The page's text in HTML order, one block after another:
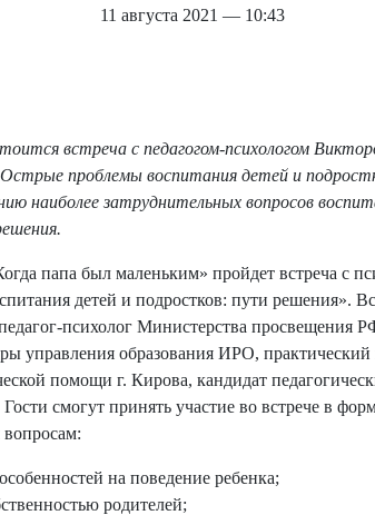
11 августа 2021 — 10:43
встреча с педагогом-психологом
проблемы воспитания детей и
наиболее затруднительных вопросов
папа был маленьким» пройдет встреча с
детей и подростков: пути решения».
психолог Министерства просвещения
управления образования ИРО, практический
помощи г. Кирова, кандидат
смогут принять участие во встрече в
на поведение ребенка;
родителей;